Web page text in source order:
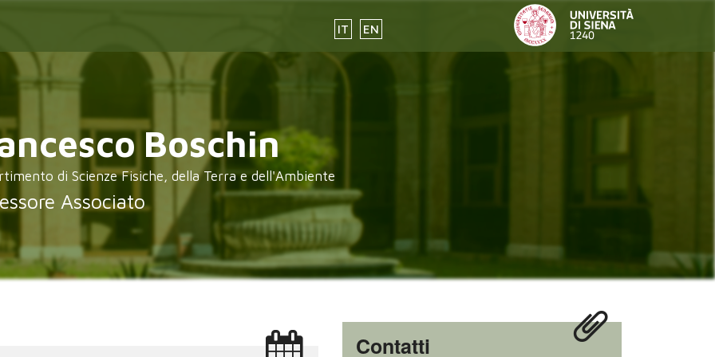
IT EN
Boschin
di Scienze Fisiche, della Terra e dell'Ambiente
Associato
Contatti